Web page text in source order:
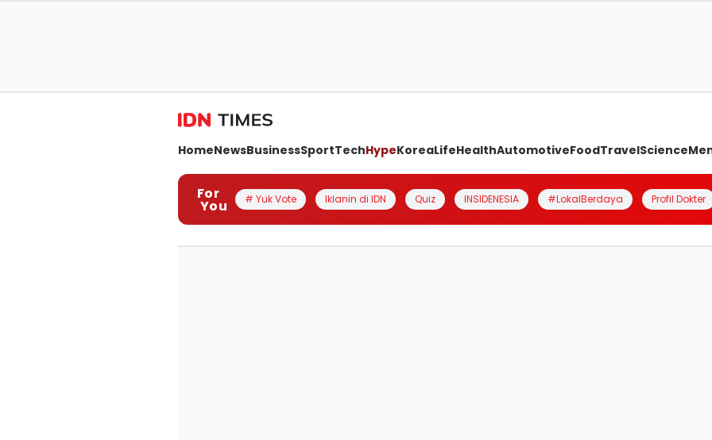
HomeNewsBusinessSportTechHypeKoreaLifeHealthAutomotiveFoodTravelScience
For
You # Yuk Vote Iklanin di IDN Quiz INSIDENESIA #LokalBerdaya Profil Dokter